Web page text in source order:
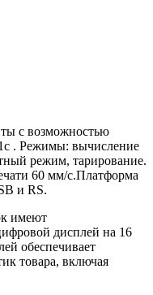
с возможностью
. Режимы: вычисление
режим, тарирование.
60 мм/с.Платформа
и RS.
имеют
дисплей на 16
обеспечивает
товара, включая